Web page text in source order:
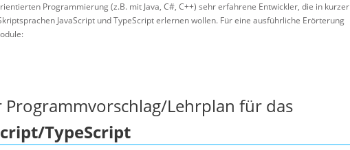
Programmierung (z.B. mit Java, C#, C++) sehr erfahrene Entwickler, die in kurzer
JavaScript und TypeScript erlernen wollen. Für eine ausführliche Erörterung
Lehrplan für das
TypeScript